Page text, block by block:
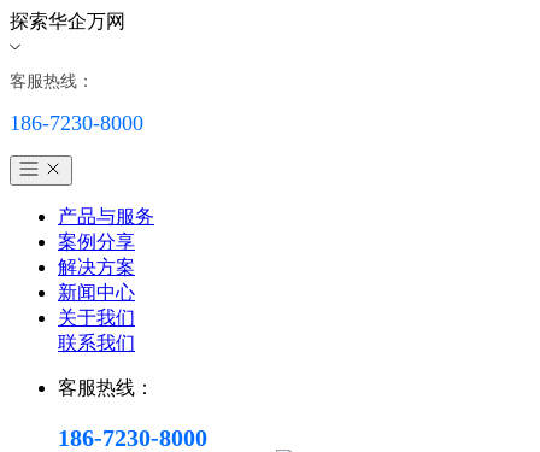
探索华企万网
客服热线：
186-7230-8000
产品与服务
案例分享
解决方案
新闻中心
关于我们
联系我们
客服热线：
186-7230-8000